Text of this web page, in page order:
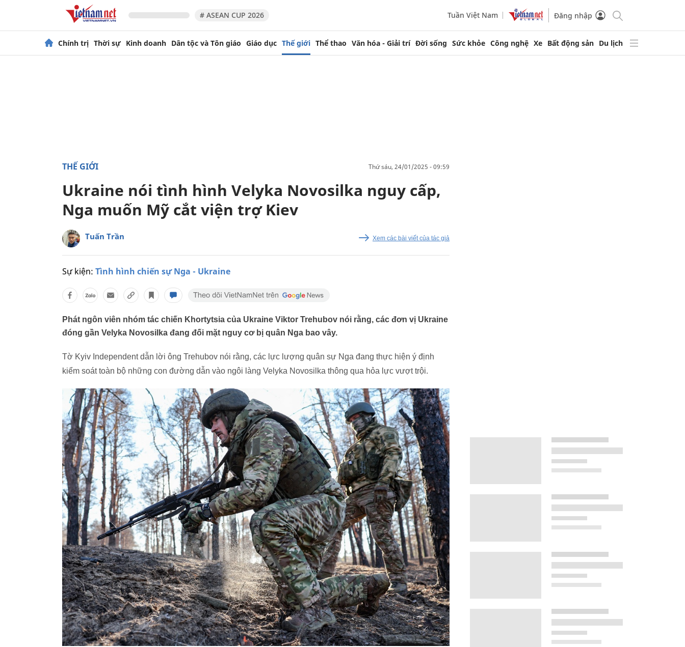
# ASEAN CUP 2026 Tuần Việt Nam Đăng nhập
Chính trị Thời sự Kinh doanh Dân tộc và Tôn giáo Giáo dục Thế giới Thể thao Văn hóa - Giải trí Đời sống Sức khỏe Công nghệ Xe Bất động sản Du lịch
THẾ GIỚI thứ sáu, 24/01/2025 - 09:59
Ukraine nói tình hình Velyka Novosilka nguy cấp,
Nga muốn Mỹ cắt viện trợ Kiev
Tuấn Trần Xem các bài viết của tác giả
Sự kiện: Tình hình chiến sự Nga - Ukraine
Phát ngôn viên nhóm tác chiến Khortytsia của Ukraine Viktor Trehubov nói rằng, các đơn vị Ukraine
đóng gần Velyka Novosilka đang đối mặt nguy cơ bị quân Nga bao vây.
Tờ Kyiv Independent dẫn lời ông Trehubov nói rằng, các lực lượng quân sự Nga đang thực hiện ý định
kiểm soát toàn bộ những con đường dẫn vào ngôi làng Velyka Novosilka thông qua hỏa lực vượt trội.